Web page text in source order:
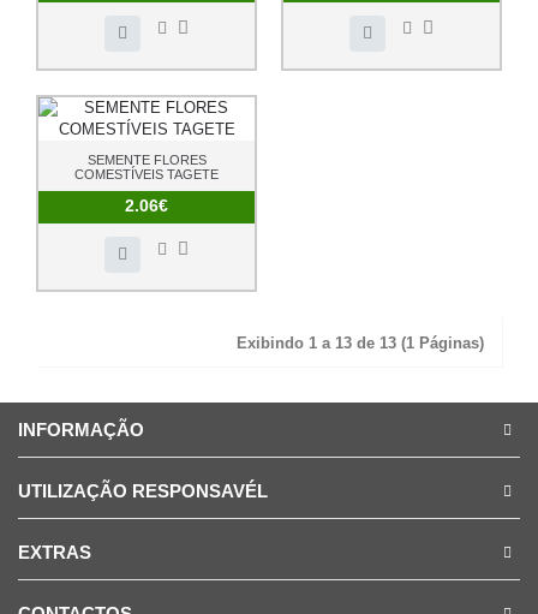
SEMENTE FLORES
COMESTÍVEIS TAGETE
2.06€
Exibindo 1 a 13 de 13 (1 Páginas)
INFORMAÇÃO
UTILIZAÇÃO RESPONSAVÉL
EXTRAS